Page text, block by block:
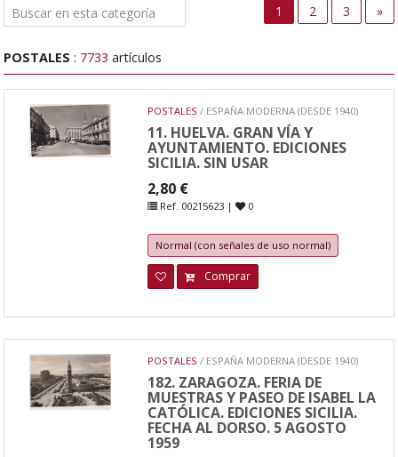
1 2 3 »
POSTALES : 7733 artículos
POSTALES / ESPAÑA MODERNA (DESDE 1940)
11. HUELVA. GRAN VÍA Y
AYUNTAMIENTO. EDICIONES
SICILIA. SIN USAR
2,80 €
Ref. 00215623 | 0
Normal (con señales de uso normal)
Comprar
POSTALES / ESPAÑA MODERNA (DESDE 1940)
182. ZARAGOZA. FERIA DE
MUESTRAS Y PASEO DE ISABEL LA
CATÓLICA. EDICIONES SICILIA.
FECHA AL DORSO. 5 AGOSTO
1959